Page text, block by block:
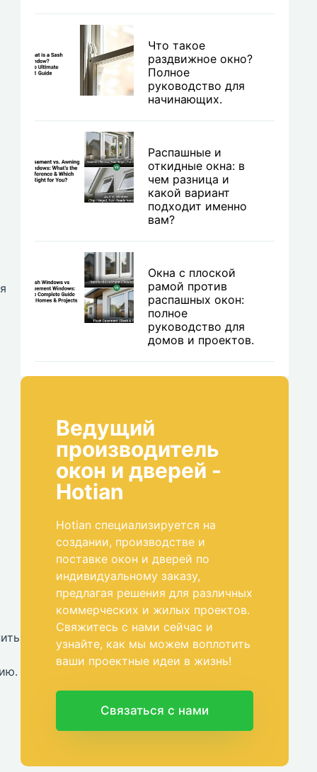
Что такое
раздвижное окно?
Полное
руководство для
начинающих.
Распашные и
откидные окна: в
чем разница и
какой вариант
подходит именно
вам?
Окна с плоской
рамой против
распашных окон:
полное
руководство для
домов и проектов.
Ведущий
производитель
окон и дверей -
Hotian
Hotian специализируется на
создании, производстве и
поставке окон и дверей по
индивидуальному заказу,
предлагая решения для различных
коммерческих и жилых проектов.
Свяжитесь с нами сейчас и
узнайте, как мы можем воплотить
ваши проектные идеи в жизнь!
Связаться с нами